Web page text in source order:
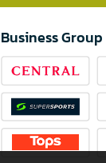
Business Group